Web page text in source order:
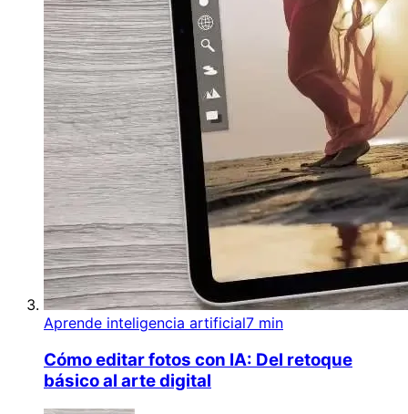
Aprende inteligencia artificial7 min
Cómo editar fotos con IA: Del retoque
básico al arte digital